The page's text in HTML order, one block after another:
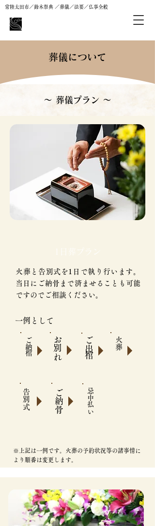
常陸太田市／鈴木祭典 ／葬儀／法要／仏事全般
葬儀について
～ 葬儀プラン ～
1日葬プラン
火葬と告別式を1日で執り行います。
当日にご納骨まで済ませることも可能
ですのでご相談ください。
一例として
ご納棺 お別れ ​ご出棺 火葬
​告別式 ご納骨 忌中払い
※上記は一例です。火葬の予約状況等の諸事情に
より順番は変更します。